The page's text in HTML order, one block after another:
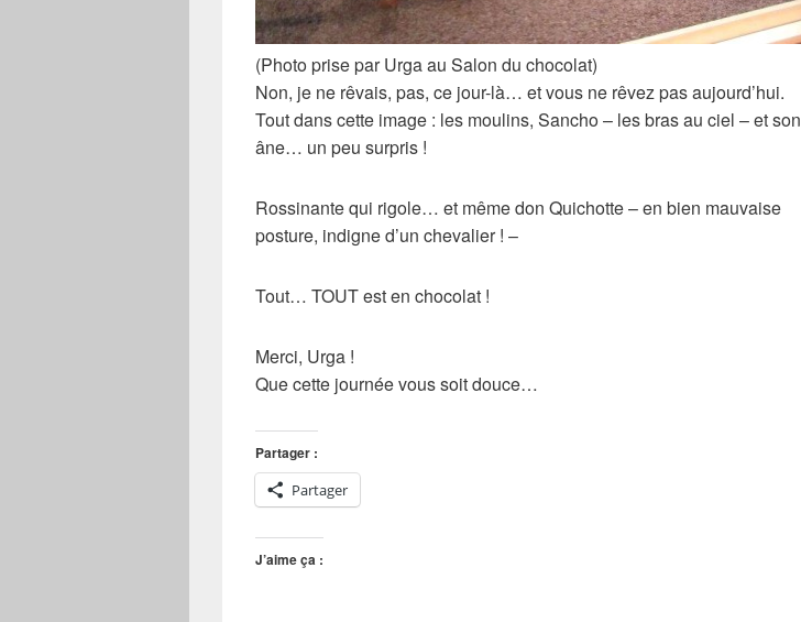
(Photo prise par Urga au Salon du chocolat)
Non, je ne rêvais, pas, ce jour-là… et vous ne rêvez pas aujourd’hui.
Tout dans cette image : les moulins, Sancho– les bras au ciel – et son
âne… un peu surpris !
Rossinantequi rigole… et même don Quichotte– en bien mauvaise
posture, indigne d’un chevalier ! –
Tout… TOUT est en chocolat !
Merci, Urga !
Que cette journée vous soit douce…
Partager :
Partager
J’aime ça :